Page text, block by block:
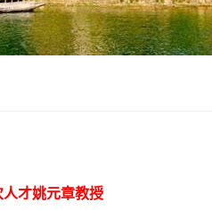
才姚元章教授